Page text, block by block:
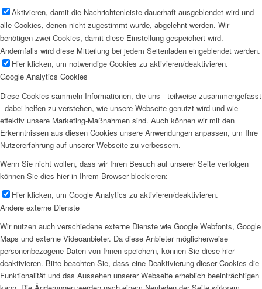
Aktivieren, damit die Nachrichtenleiste dauerhaft ausgeblendet wird und
alle Cookies, denen nicht zugestimmt wurde, abgelehnt werden. Wir
benötigen zwei Cookies, damit diese Einstellung gespeichert wird.
Andernfalls wird diese Mitteilung bei jedem Seitenladen eingeblendet werden.
Hier klicken, um notwendige Cookies zu aktivieren/deaktivieren.
Google Analytics Cookies
Diese Cookies sammeln Informationen, die uns - teilweise zusammengefasst
- dabei helfen zu verstehen, wie unsere Webseite genutzt wird und wie
effektiv unsere Marketing-Maßnahmen sind. Auch können wir mit den
Erkenntnissen aus diesen Cookies unsere Anwendungen anpassen, um Ihre
Nutzererfahrung auf unserer Webseite zu verbessern.
Wenn Sie nicht wollen, dass wir Ihren Besuch auf unserer Seite verfolgen
können Sie dies hier in Ihrem Browser blockieren:
Hier klicken, um Google Analytics zu aktivieren/deaktivieren.
Andere externe Dienste
Wir nutzen auch verschiedene externe Dienste wie Google Webfonts, Google
Maps und externe Videoanbieter. Da diese Anbieter möglicherweise
personenbezogene Daten von Ihnen speichern, können Sie diese hier
deaktivieren. Bitte beachten Sie, dass eine Deaktivierung dieser Cookies die
Funktionalität und das Aussehen unserer Webseite erheblich beeinträchtigen